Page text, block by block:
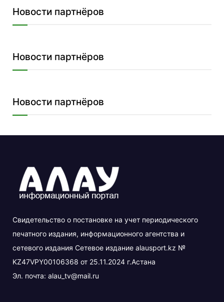
Новости партнёров
Новости партнёров
Новости партнёров
Свидетельство о постановке на учет периодического
печатного издания, информационного агентства и
сетевого издания Сетевое издание alausport.kz №
KZ47VPY00106368 от 25.11.2024 г.Астана
Эл. почта: alau_tv@mail.ru